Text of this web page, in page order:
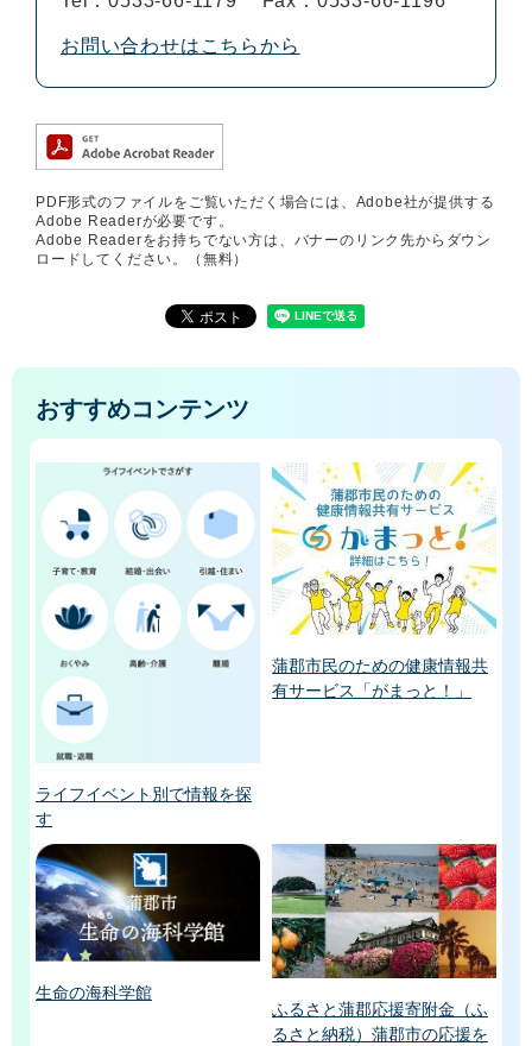
お問い合わせはこちらから
PDF形式のファイルをご覧いただく場合には、Adobe社が提供する
Adobe Readerが必要です。
Adobe Readerをお持ちでない方は、バナーのリンク先からダウン
ロードしてください。（無料）
おすすめコンテンツ
ライフイベント別で情報を探
す
蒲郡市民のための健康情報共
有サービス「がまっと！」
生命の海科学館
ふるさと蒲郡応援寄附金（ふ
るさと納税）蒲郡市の応援を